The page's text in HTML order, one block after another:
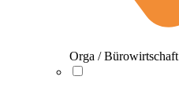
Orga / Bürowirtschaft